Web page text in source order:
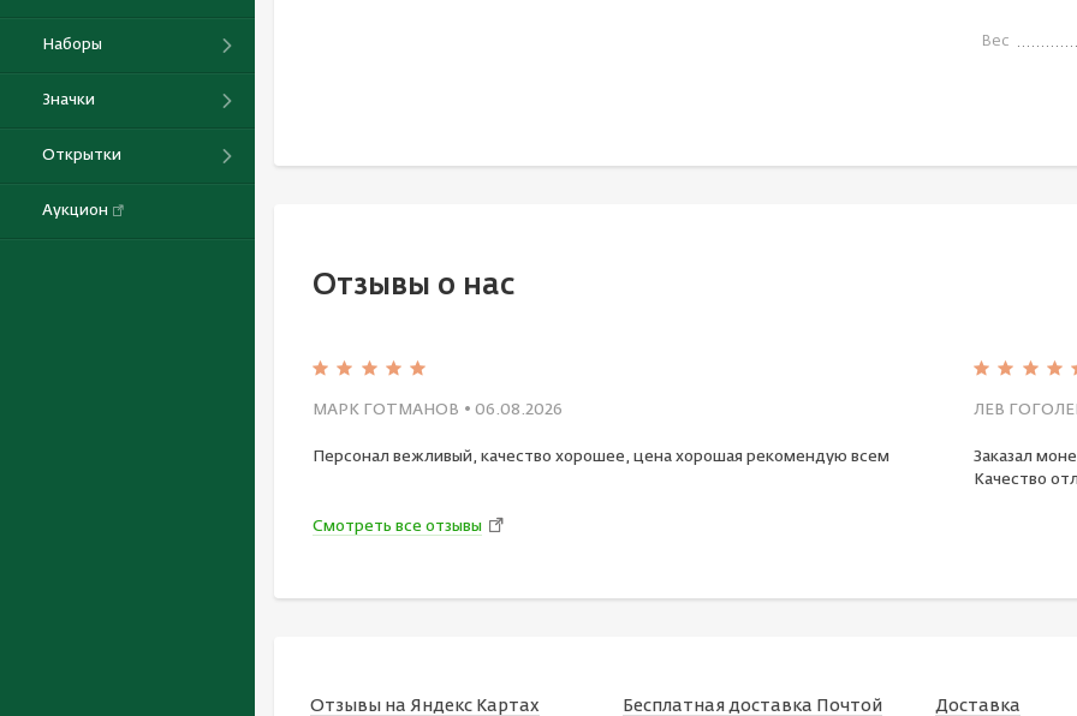
Наборы
Значки
Открытки
Аукцион
Вес
Отзывы о нас
МАРК ГОТМАНОВ • 06.08.2026
Персонал вежливый, качество хорошее, цена хорошая рекомендую всем
ЛЕВ
Заказал
Качество
Смотреть все отзывы
Отзывы на Яндекс Картах
Бесплатная доставка Почтой
Доставка